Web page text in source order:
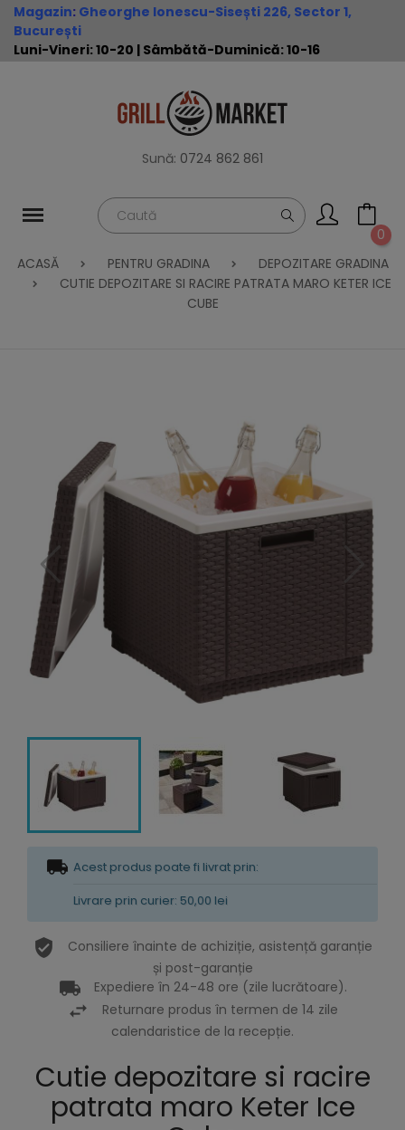
Magazin: Gheorghe Ionescu-Sisești 226, Sector 1,
București
Luni-Vineri: 10-20 | Sâmbătă-Duminică: 10-16
Sună: 0724 862 861
0
ACASĂ
PENTRU GRADINA
DEPOZITARE GRADINA
CUTIE DEPOZITARE SI RACIRE PATRATA MARO KETER ICE
CUBE
Acest produs poate fi livrat prin:
Livrare prin curier: 50,00 lei
Consiliere înainte de achiziție, asistență garanție
și post-garanție
Expediere în 24-48 ore (zile lucrătoare).
Returnare produs în termen de 14 zile
calendaristice de la recepție.
Cutie depozitare si racire
patrata maro Keter Ice